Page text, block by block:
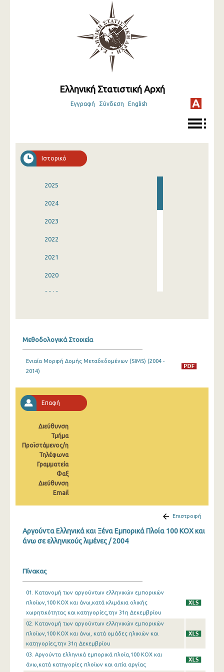
Ελληνική Στατιστική Αρχή
Εγγραφή Σύνδεση English
Ιστορικό
2025
2024
2023
2022
2021
2020
2019
2015
2013
2011
2010
2009
2008
2006
2005
Μεθοδολογικά Στοιχεία
Ενιαία Μορφή Δομής Μεταδεδομένων (SIMS) (2004 -
2014)
Επαφή
Διεύθυνση
Τμήμα
Προϊστάμενος/η
Τηλέφωνα
Γραμματεία
Φαξ
Διεύθυνση
Email
Επιστροφή
Αργούντα Ελληνικά και Ξένα Εμπορικά Πλοία 100 KΟX και
άνω σε ελληνικούς λιμένες / 2004
Πίνακας
01. Κατανομή των αργούντων ελληνικών εμπορικών
πλοίων,100 ΚΟΧ και άνω,κατά κλιμάκια ολικής
χωρητικότητας και κατηγορίες,την 31η Δεκεμβρίου
02. Κατανομή των αργούντων ελληνικών εμπορικών
πλοίων,100 ΚΟΧ και άνω, κατά ομάδες ηλικιών και
κατηγορίες,την 31η Δεκεμβρίου
03. Αργούντα ελληνικά εμπορικά πλοία,100 ΚΟΧ και
άνω,κατά κατηγορίες πλοίων και αιτία αργίας